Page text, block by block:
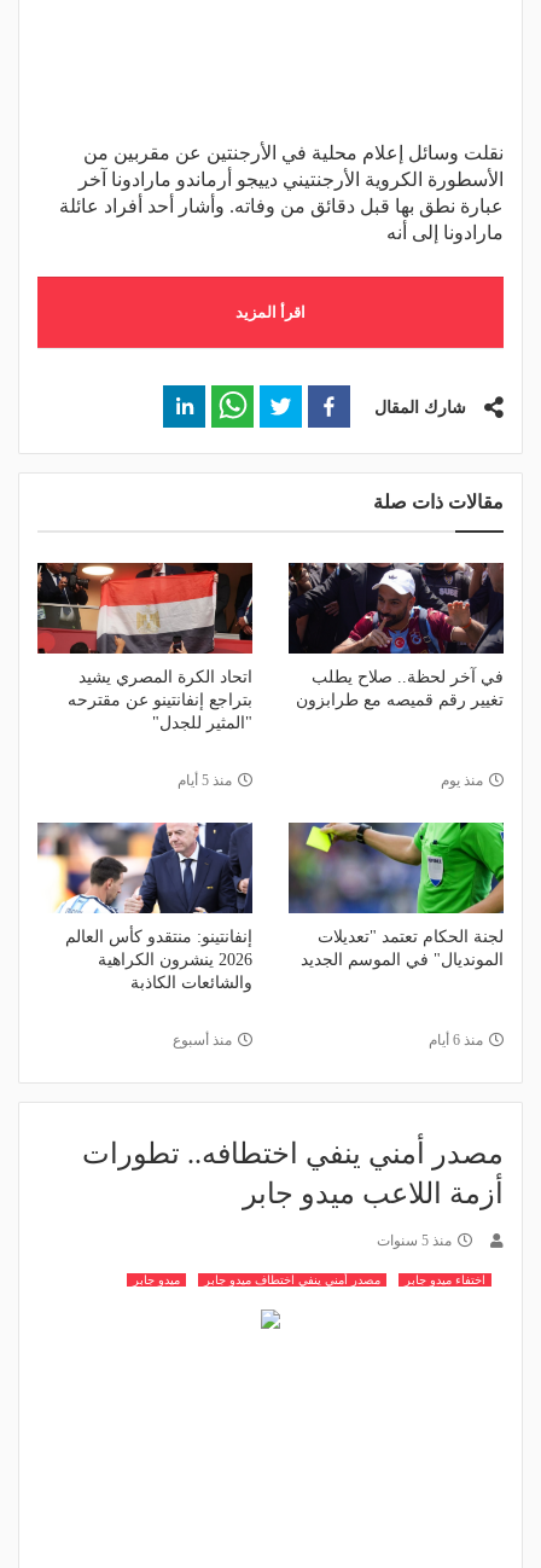
نقلت وسائل إعلام محلية في الأرجنتين عن مقربين من
الأسطورة الكروية الأرجنتيني دييجو أرماندو مارادونا آخر
عبارة نطق بها قبل دقائق من وفاته. وأشار أحد أفراد عائلة
مارادونا إلى أنه
اقرأ المزيد
شارك المقال
مقالات ذات صلة
في آخر لحظة.. صلاح يطلب
تغيير رقم قميصه مع طرابزون
منذ يوم
اتحاد الكرة المصري يشيد
بتراجع إنفانتينو عن مقترحه
"المثير للجدل"
منذ 5 أيام
لجنة الحكام تعتمد "تعديلات
المونديال" في الموسم الجديد
منذ 6 أيام
إنفانتينو: منتقدو كأس العالم
2026 ينشرون الكراهية
والشائعات الكاذبة
منذ أسبوع
مصدر أمني ينفي اختطافه.. تطورات
أزمة اللاعب ميدو جابر
منذ 5 سنوات
اختفاء ميدو جابر مصدر أمني ينفي اختطاف ميدو جابر ميدو جابر